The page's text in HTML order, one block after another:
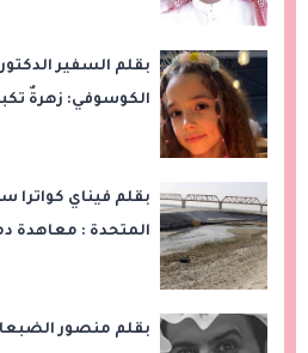
بقلم السفير
الكوسوفي: زهرةٌ
بقلم فيناي كواترا
المتحدة : معاهدة
بقلم منصور